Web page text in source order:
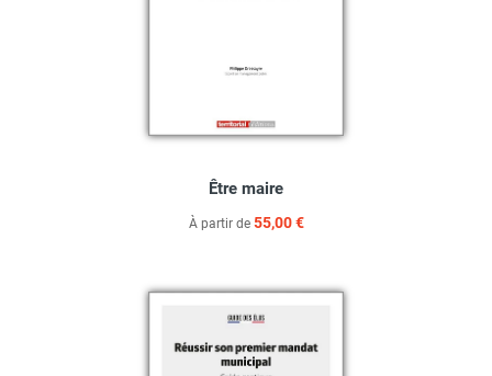
Être maire
À partir de 55,00 €